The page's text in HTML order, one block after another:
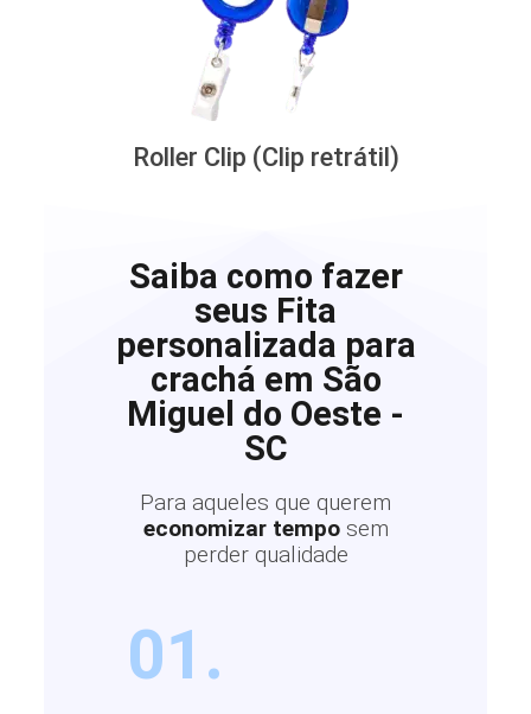
Roller Clip (Clip retrátil)
Saiba como fazer
seus Fita
personalizada para
crachá em São
Miguel do Oeste -
SC
Para aqueles que querem
economizar tempo sem
perder qualidade
01.